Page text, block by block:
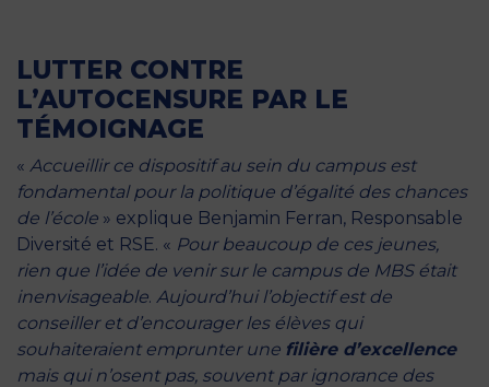
LUTTER CONTRE
L’AUTOCENSURE PAR LE
TÉMOIGNAGE
« Accueillir ce dispositif au sein du campus est
fondamental pour la politique d’égalité des chances
de l’école » explique Benjamin Ferran, Responsable
Diversité et RSE. « Pour beaucoup de ces jeunes,
rien que l’idée de venir sur le campus de MBS était
inenvisageable. Aujourd’hui l’objectif est de
conseiller et d’encourager les élèves qui
souhaiteraient emprunter une filière d’excellence
mais qui n’osent pas, souvent par ignorance des